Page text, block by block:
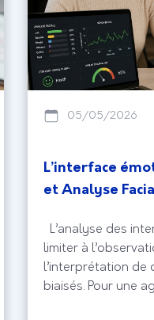
05/05/2026
L’interface
et Analyse
L’analyse des
limiter à
l’interprétation de
biaisés. Pour une